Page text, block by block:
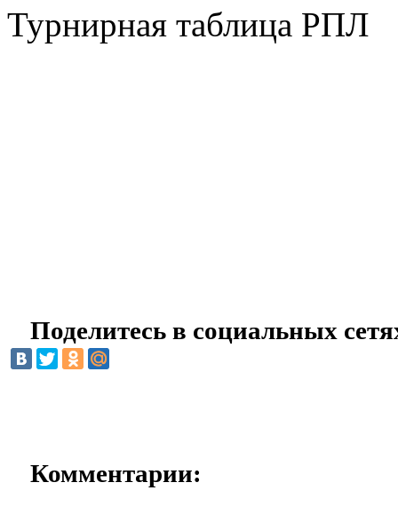
Турнирная таблица РПЛ
Поделитесь в социальных
Комментарии: